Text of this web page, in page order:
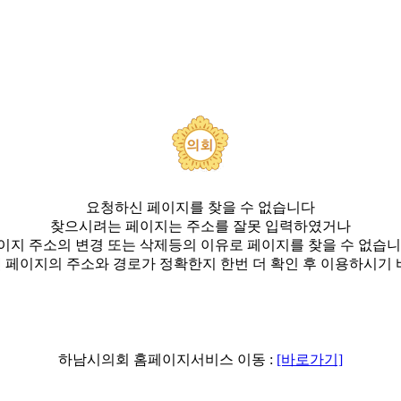
요청하신 페이지를 찾을 수 없습니다
찾으시려는 페이지는 주소를 잘못 입력하였거나
지 주소의 변경 또는 삭제등의 이유로 페이지를 찾을 수 없습
페이지의 주소와 경로가 정확한지 한번 더 확인 후 이용하시기
하남시의회 홈페이지서비스 이동 : [바로가기]